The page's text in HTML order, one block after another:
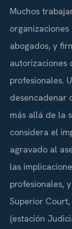
Muchos
abogados, y
autorizaciones
profesionales.
desencadenar
más allá de la
considera el
agravado al
las
profesionales,
Superior
(estación